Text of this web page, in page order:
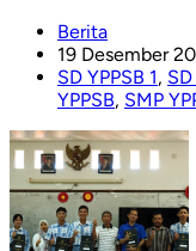
Berita
19 Desember
SD YPPSB 1,
YPPSB, SMP